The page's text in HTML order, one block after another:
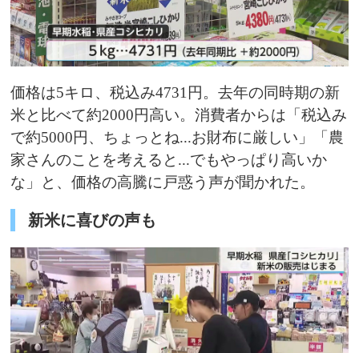
価格は5キロ、税込み4731円。去年の同時期の新
米と比べて約2000円高い。消費者からは「税込み
で約5000円、ちょっとね...お財布に厳しい」「農
家さんのことを考えると...でもやっぱり高いか
な」と、価格の高騰に戸惑う声が聞かれた。
新米に喜びの声も